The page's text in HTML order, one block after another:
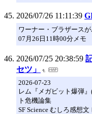
2026/07/26 11:11:39
ワーナー・ブラザース
07月26日11時00分メモ
2026/07/25 20:38:59
セツ」
2026-07-23
レム『メガビット爆弾
ト危機論集
SF Science むしろ感想